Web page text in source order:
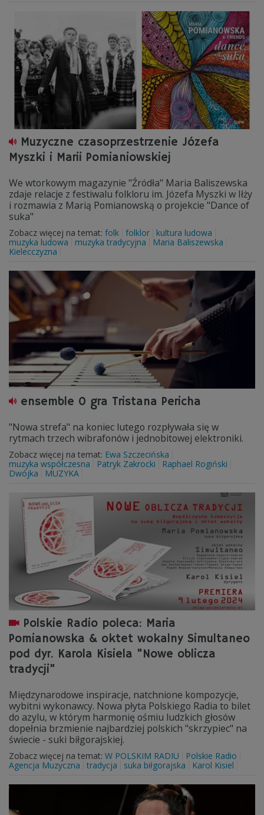
Muzyczne czasoprzestrzenie Józefa
Myszki i Marii Pomianiowskiej
We wtorkowym magazynie "Źródła" Maria Baliszewska
zdaje relacje z festiwalu folkloru im. Józefa Myszki w Iłży
i rozmawia z Marią Pomianowską o projekcie "Dance of
suka"
Zobacz więcej na temat: folk folklor
kultura ludowa
muzyka ludowa
muzyka tradycyjna
Maria Baliszewska
Kielecczyzna
ensemble 0 gra Tristana Pericha
"Nowa strefa" na koniec lutego rozpływała się w
rytmach trzech wibrafonów i jednobitowej elektroniki.
Zobacz więcej na temat: Ewa Szczecińska
muzyka współczesna
Patryk Zakrocki
Raphael Rogiński
Dwójka
MUZYKA
Polskie Radio poleca: Maria
Pomianowska & oktet wokalny Simultaneo
pod dyr. Karola Kisiela "Nowe oblicza
tradycji"
Międzynarodowe inspiracje, natchnione kompozycje,
wybitni wykonawcy. Nowa płyta Polskiego Radia to bilet
do azylu, w którym harmonię ośmiu ludzkich głosów
dopełnia brzmienie najbardziej polskich "skrzypiec" na
świecie - suki biłgorajskiej.
Zobacz więcej na temat: W POLSKIM RADIU
Polskie Radio
Agencja Muzyczna
tradycja suka biłgorajska Karol Kisiel